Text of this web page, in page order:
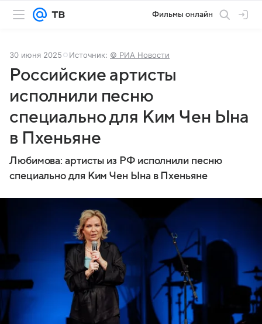
Фильмы онлайн
30 июня 2025 Источник: © РИА Новости
Российские артисты
исполнили песню
специально для Ким Чен Ына
в Пхеньяне
Любимова: артисты из РФ исполнили песню
специально для Ким Чен Ына в Пхеньяне